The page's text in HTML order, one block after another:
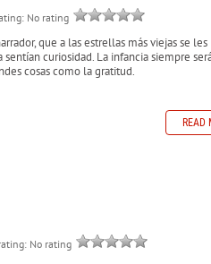
No rating
que a las estrellas más viejas se
curiosidad. La infancia siempre
cosas como la gratitud.
READ
No rating